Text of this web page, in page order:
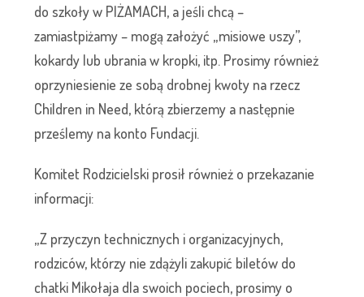
do szkoły w PIŻAMACH, a jeśli chcą –
zamiastpiżamy – mogą założyć „misiowe uszy”,
kokardy lub ubrania w kropki, itp. Prosimy również
oprzyniesienie ze sobą drobnej kwoty na rzecz
Children in Need, którą zbierzemy a następnie
prześlemy na konto Fundacji.
Komitet Rodzicielski prosił również o przekazanie
informacji:
„Z przyczyn technicznych i organizacyjnych,
rodziców, którzy nie zdążyli zakupić biletów do
chatki Mikołaja dla swoich pociech, prosimy o